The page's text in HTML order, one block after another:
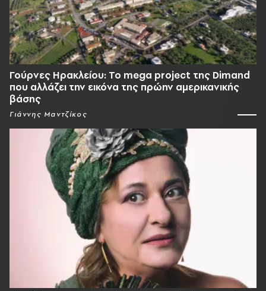
Γούρνες Ηρακλείου: To mega project της Dimand
που αλλάζει την εικόνα της πρώην αμερικανικής
βάσης
Γιάννης Μαντζίκος